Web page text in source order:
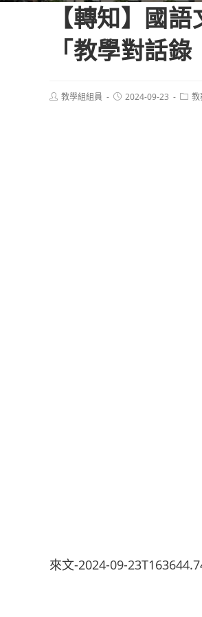
【轉知】國
「教學對話
Post教學組組員
Post2024-09-23
Post教
來文-2024-09-